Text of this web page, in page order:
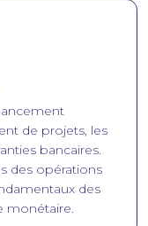
de projets, les
bancaires.
des opérations
des
monétaire.